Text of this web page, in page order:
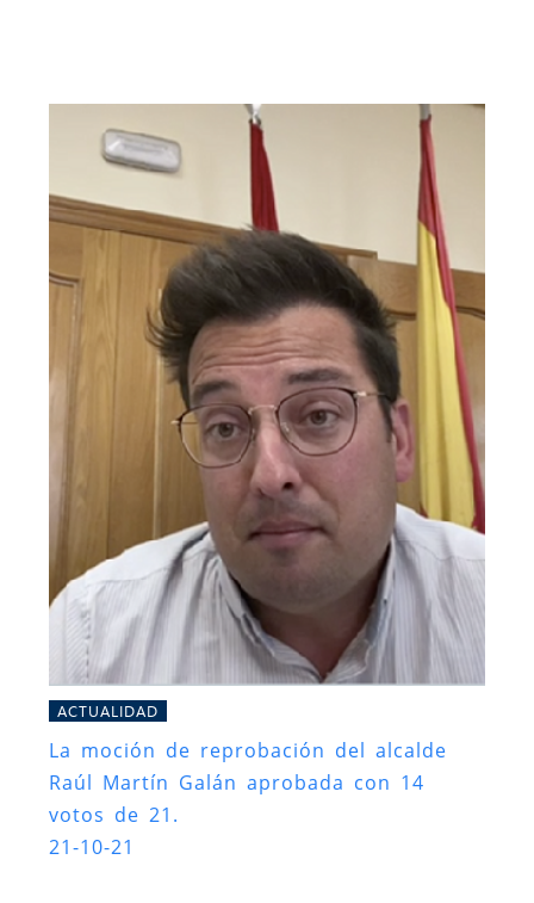
ACTUALIDAD
La moción de reprobación del alcalde
Raúl Martín Galán aprobada con 14
votos de 21.
21-10-21